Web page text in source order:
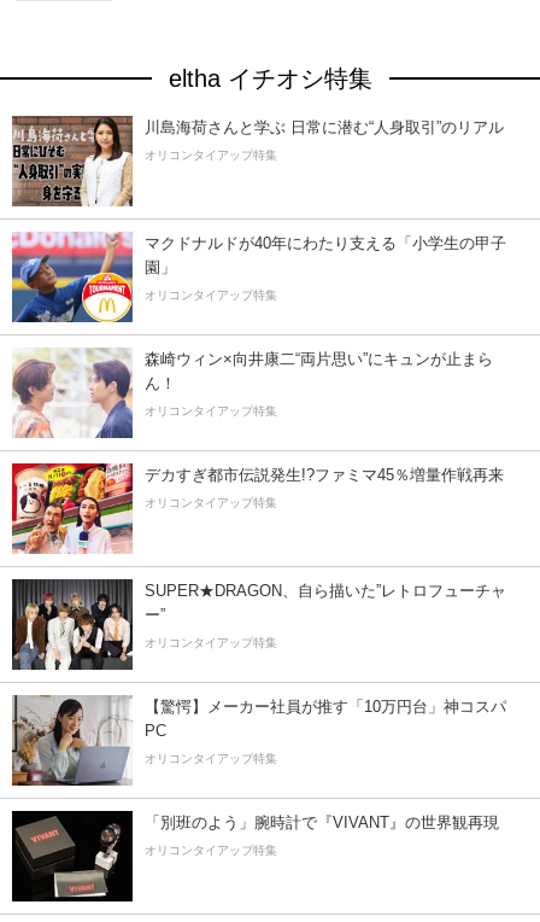
eltha イチオシ特集
川島海荷さんと学ぶ 日常に潜む“人身取引”のリアル
オリコンタイアップ特集
マクドナルドが40年にわたり支える「小学生の甲子
園」
オリコンタイアップ特集
森崎ウィン×向井康二“両片思い”にキュンが止まら
ん！
オリコンタイアップ特集
デカすぎ都市伝説発生!?ファミマ45％増量作戦再来
オリコンタイアップ特集
SUPER★DRAGON、自ら描いた”レトロフューチャ
ー”
オリコンタイアップ特集
【驚愕】メーカー社員が推す「10万円台」神コスパ
PC
オリコンタイアップ特集
「別班のよう」腕時計で『VIVANT』の世界観再現
オリコンタイアップ特集